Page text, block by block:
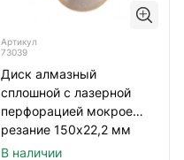
Артикул
73039
Диск алмазный
сплошной с лазерной
перфорацией мокрое
резание 150х22,2 мм
Gross
В наличии